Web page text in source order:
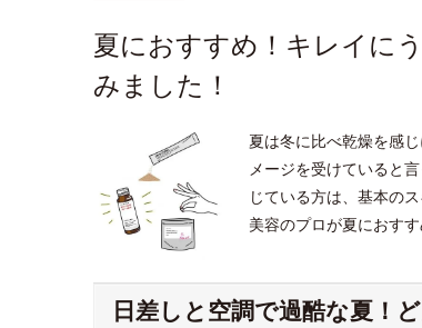
夏におすすめ！キレイに
みました！
夏は冬に比べ乾燥を感
メージを受けていると
じている方は、基本の
美容のプロが夏におす
日差しと空調で過酷な夏！